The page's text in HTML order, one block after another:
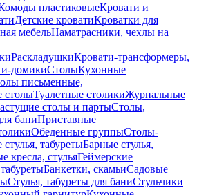
пластиковыеКровати и
Детские кроватиКроватки для
мебельНаматрасники, чехлы на
РаскладушкиКровати-трансформеры,
домикиСтолыКухонные
письменные,
столыТуалетные столикиЖурнальные
столы и партыСтолы,
баниПриставные
Обеденные группыСтолы-
табуретыБарные стулья,
кресла, стульяГеймерские
Банкетки, скамьиСадовые
Стулья, табуреты для баниСтульчики